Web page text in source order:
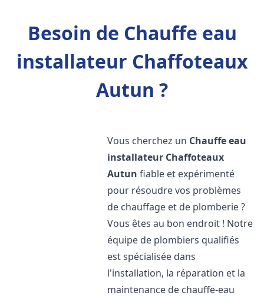
Besoin de Chauffe eau
installateur Chaffoteaux
Autun ?
Vous cherchez un Chauffe eau
installateur Chaffoteaux
Autun fiable et expérimenté
pour résoudre vos problèmes
de chauffage et de plomberie ?
Vous êtes au bon endroit ! Notre
équipe de plombiers qualifiés
est spécialisée dans
l'installation, la réparation et la
maintenance de chauffe-eau